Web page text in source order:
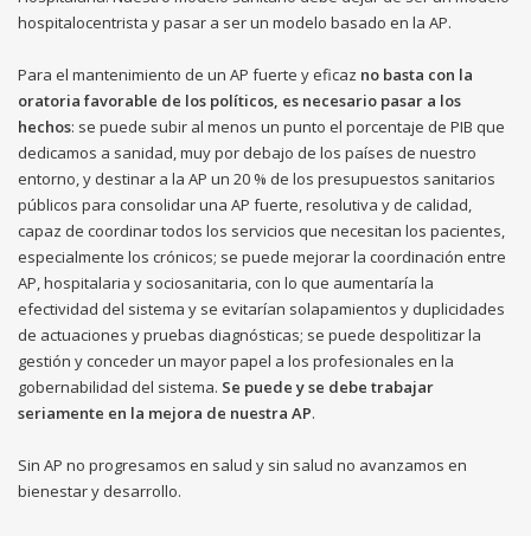
hospitalocentrista y pasar a ser un modelo basado en la AP.
Para el mantenimiento de un AP fuerte y eficaz no basta con la
oratoria favorable de los políticos, es necesario pasar a los
hechos: se puede subir al menos un punto el porcentaje de PIB que
dedicamos a sanidad, muy por debajo de los países de nuestro
entorno, y destinar a la AP un 20 % de los presupuestos sanitarios
públicos para consolidar una AP fuerte, resolutiva y de calidad,
capaz de coordinar todos los servicios que necesitan los pacientes,
especialmente los crónicos; se puede mejorar la coordinación entre
AP, hospitalaria y sociosanitaria, con lo que aumentaría la
efectividad del sistema y se evitarían solapamientos y duplicidades
de actuaciones y pruebas diagnósticas; se puede despolitizar la
gestión y conceder un mayor papel a los profesionales en la
gobernabilidad del sistema. Se puede y se debe trabajar
seriamente en la mejora de nuestra AP.
Sin AP no progresamos en salud y sin salud no avanzamos en
bienestar y desarrollo.